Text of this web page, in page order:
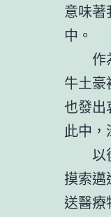
意味
中。
作
牛土
也發出
此中，
以
摸索邁
送醫